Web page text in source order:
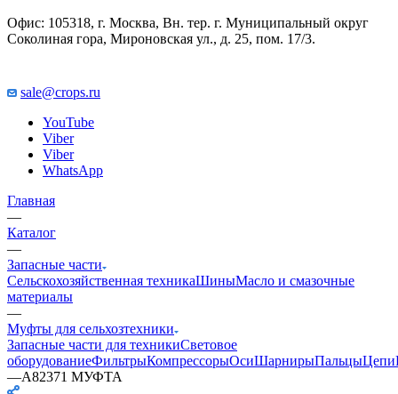
Офис: 105318, г. Москва, Вн. тер. г. Муниципальный округ
Соколиная гора, Мироновская ул., д. 25, пом. 17/3.
sale@crops.ru
YouTube
Viber
Viber
WhatsApp
Главная
—
Каталог
—
Запасные части
Сельскохозяйственная техникаШиныМасло и смазочные
материалы
—
Муфты для сельхозтехники
Запасные части для техникиСветовое
оборудованиеФильтрыКомпрессорыОсиШарнирыПальцыЦепи
—A82371 МУФТА